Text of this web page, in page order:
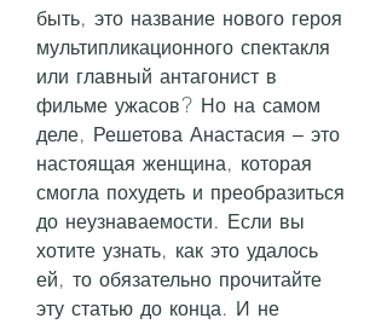
быть, это название нового героя
мультипликационного спектакля
или главный антагонист в
фильме ужасов? Но на самом
деле, Решетова Анастасия – это
настоящая женщина, которая
смогла похудеть и преобразиться
до неузнаваемости. Если вы
хотите узнать, как это удалось
ей, то обязательно прочитайте
эту статью до конца. И не